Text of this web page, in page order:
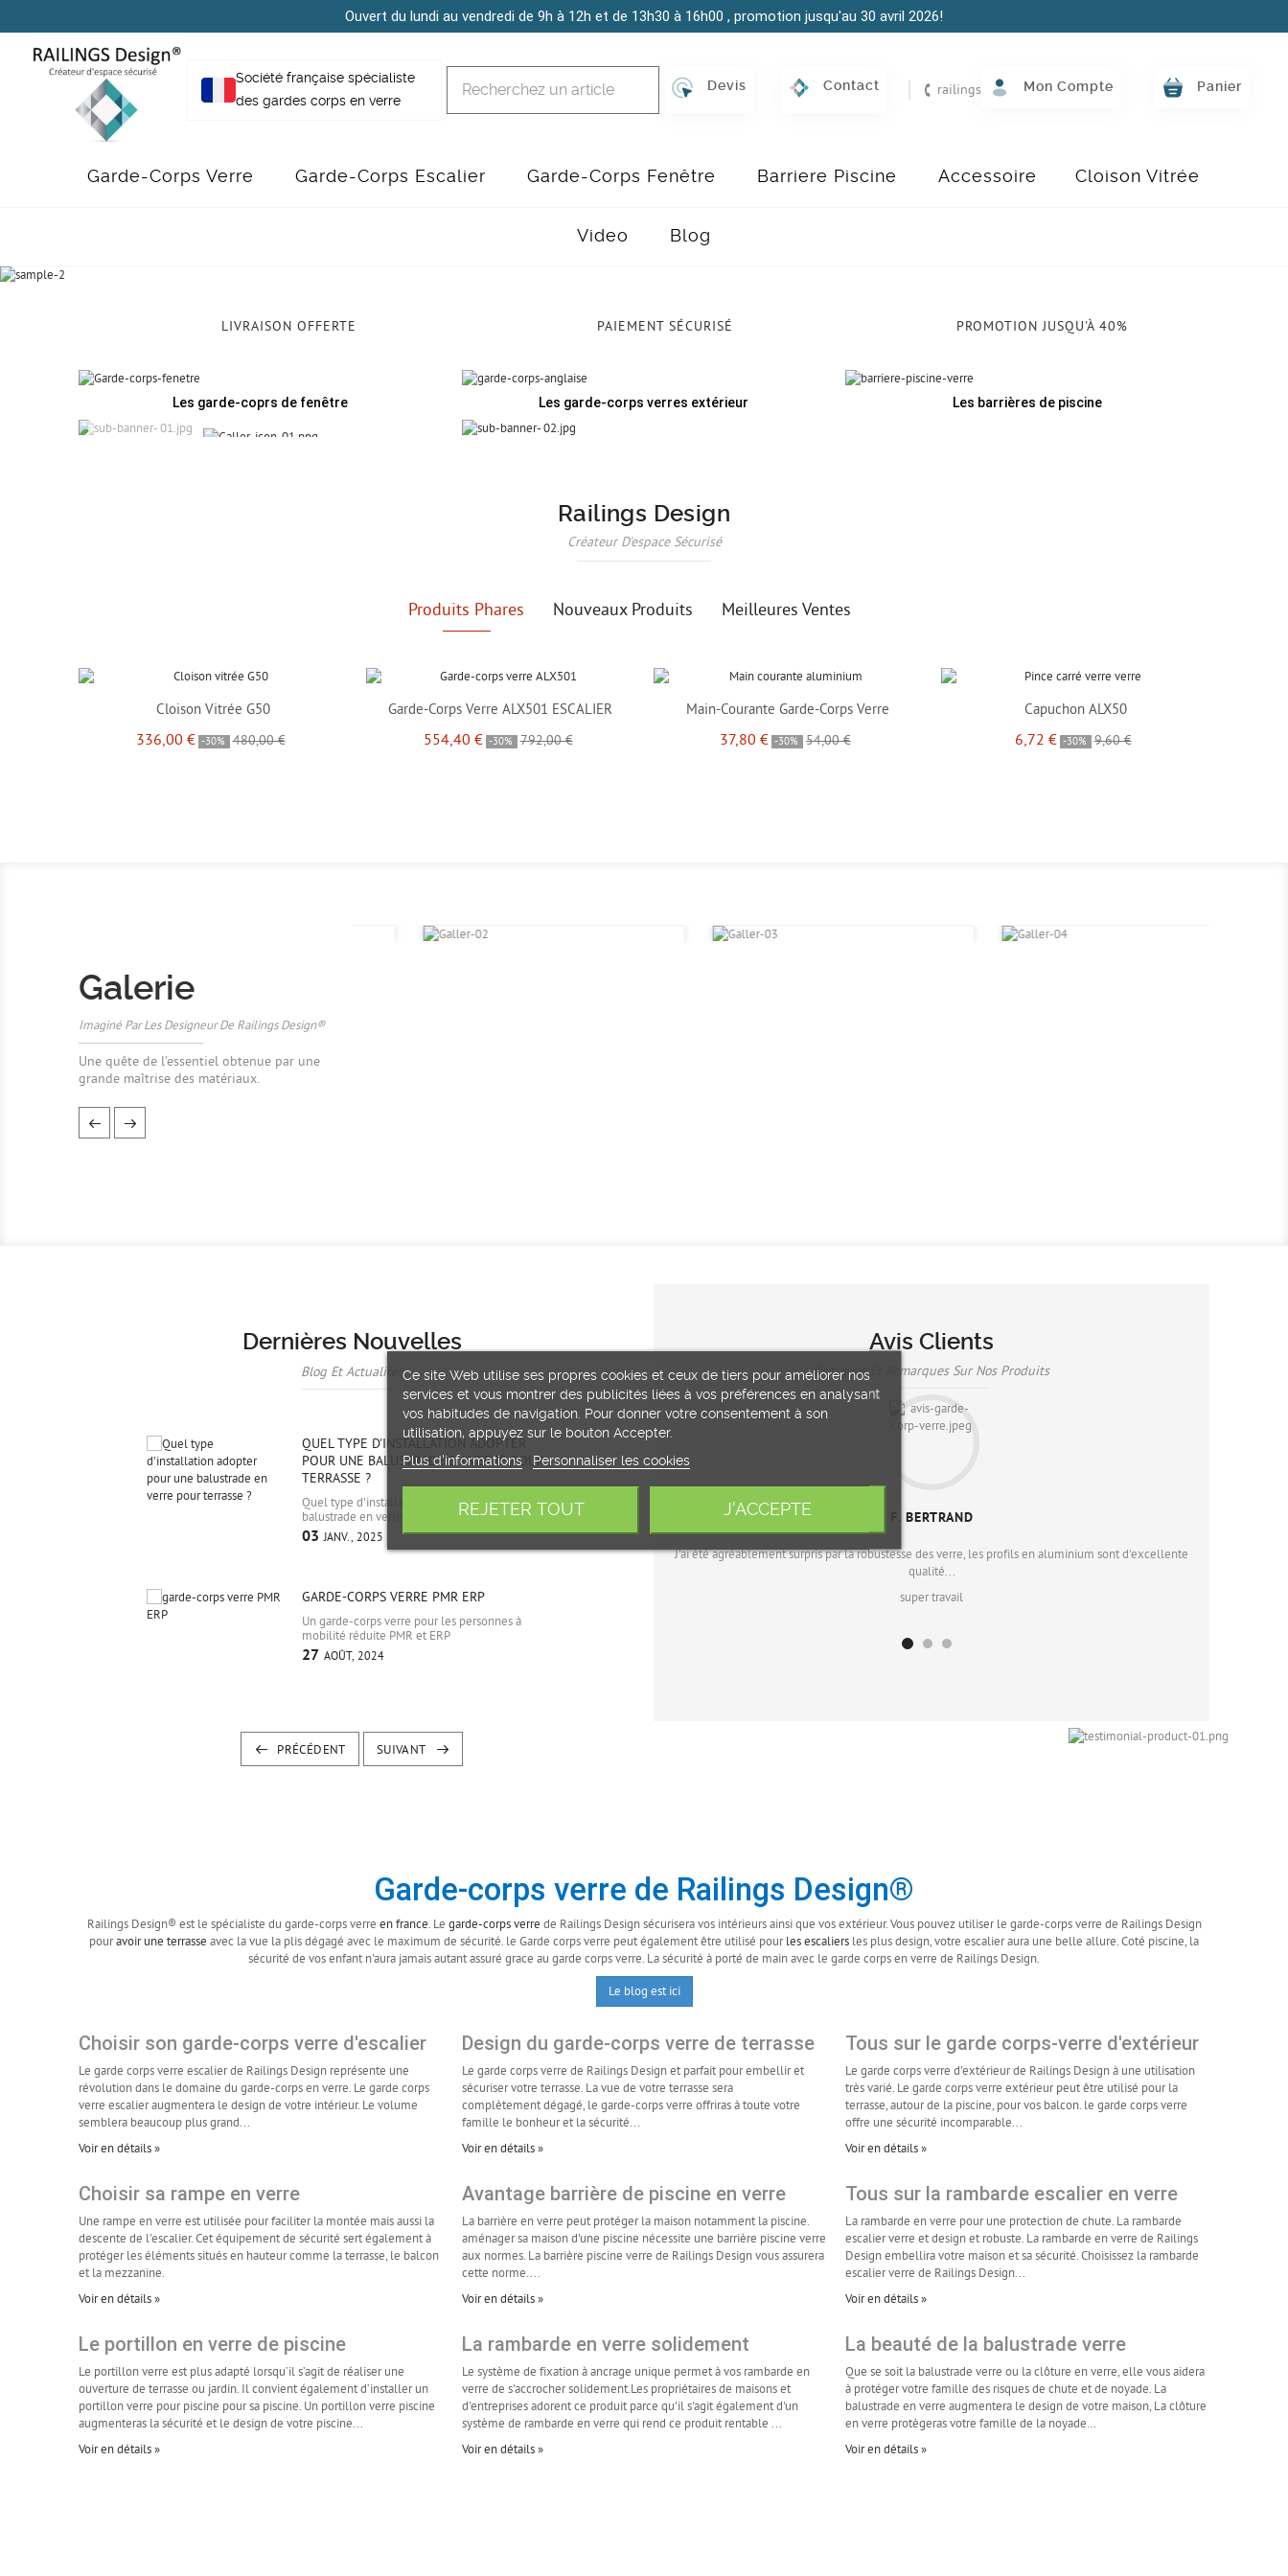
Ouvert du lundi au vendredi de 9h à 12h et de 13h30 à 16h00 , promotion jusqu'au 30 avril 2026!
Société française spécialiste
des gardes corps en verre
Devis Contact railings Mon Compte Panier
Garde-Corps Verre Garde-Corps Escalier Garde-Corps Fenêtre Barriere Piscine Accessoire Cloison Vitrée
Video Blog
Collection VX320
ACHETEZ DÉS MAINTENANT
Haut De
CONSULTEZ NOS PRODUITS
LIVRAISON OFFERTE PAIEMENT SÉCURISÉ PROMOTION JUSQU'À 40%
Les garde-coprs de fenêtre Les garde-corps verres extérieur Les barrières de piscine
Railings Design
Créateur D'espace Sécurisé
Produits Phares Nouveaux Produits Meilleures Ventes
Cloison Vitrée G50
336,00 € -30% 480,00 €
Garde-Corps Verre ALX501 ESCALIER
554,40 € -30% 792,00 €
Main-Courante Garde-Corps Verre
37,80 € -30% 54,00 €
Capuchon ALX50
6,72 € -30% 9,60 €
Galerie
Imaginé Par Les Designeur De Railings Design®
Une quête de l'essentiel obtenue par une
grande maîtrise des matériaux.
Dernières Nouvelles
Blog Et Actualités
QUEL TYPE D'INSTALLATION ADOPTER
POUR UNE BALUSTRADE EN VERRE POUR
TERRASSE ?
Quel type d'installation adopter pour une
balustrade en verre pour terrasse ?
03 JANV., 2025
GARDE-CORPS VERRE PMR ERP
Un garde-corps verre pour les personnes à
mobilité réduite PMR et ERP
27 AOÛT, 2024
Commun à tous projets, celui du garde-corps
nécessite suffisamment de temps de préparation
afin de mieux définir le...
27 AOÛT, 2024
LIMITEZ LES ACCIDENTS DOMESTIQUES EN
Limitez les accidents domestiques en installant
PRÉCÉDENT SUIVANT
Avis Clients
Critiques Et Remarques Sur Nos Produits
F. BERTRAND
J'ai été agréablement surpris par la robustesse des verre, les profils en aluminium sont d'excellente
qualité...
super travail
Garde-corps verre de Railings Design®
Railings Design® est le spécialiste du garde-corps verre en france. Le garde-corps verre de Railings Design sécurisera vos intérieurs ainsi que vos extérieur. Vous pouvez utiliser le garde-corps verre de Railings Design
pouravoir une terrasse avec la vue la plis dégagé avec le maximum de sécurité. le Garde corps verre peut également être utilisé pour les escaliers les plus design, votre escalier aura une belle allure. Coté piscine, la
sécurité de vos enfant n'aura jamais autant assuré grace au garde corps verre. La sécurité à porté de main avec le garde corps en verre de Railings Design.
Le blog est ici
Choisir son garde-corps verre d'escalier
Le garde corps verre escalier de Railings Design représente une
révolution dans le domaine du garde-corps en verre. Le garde corps
verre escalier augmentera le design de votre intérieur. Le volume
semblera beaucoup plus grand...
Voir en détails »
Design du garde-corps verre de terrasse
Le garde corps verre de Railings Design et parfait pour embellir et
sécuriser votre terrasse. La vue de votre terrasse sera
complètement dégagé, le garde-corps verre offriras à toute votre
famille le bonheur et la sécurité...
Voir en détails »
Tous sur le garde corps-verre d'extérieur
Le garde corps verre d'extérieur de Railings Design à une utilisation
très varié. Le garde corps verre extérieur peut être utilisé pour la
terrasse, autour de la piscine, pour vos balcon. le garde corps verre
offre une sécurité incomparable...
Voir en détails »
Choisir sa rampe en verre
Une rampe en verre est utilisée pour faciliter la montée mais aussi la
descente de l'escalier. Cet équipement de sécurité sert également à
protéger les éléments situés en hauteur comme la terrasse, le balcon
et la mezzanine.
Voir en détails »
Avantage barrière de piscine en verre
La barrière en verre peut protéger la maison notamment la piscine.
aménager sa maison d'une piscine nécessite une barrière piscine verre
aux normes. La barrière piscine verre de Railings Design vous assurera
cette norme....
Voir en détails »
Tous sur la rambarde escalier en verre
La rambarde en verre pour une protection de chute. La rambarde
escalier verre et design et robuste. La rambarde en verre de Railings
Design embellira votre maison et sa sécurité. Choisissez la rambarde
escalier verre de Railings Design...
Voir en détails »
Le portillon en verre de piscine
Le portillon verre est plus adapté lorsqu’il s’agit de réaliser une
ouverture de terrasse ou jardin. Il convient également d’installer un
portillon verre pour piscine pour sa piscine. Un portillon verre piscine
augmenteras la sécurité et le design de votre piscine...
Voir en détails »
La rambarde en verre solidement
Le système de fixation à ancrage unique permet à vos rambarde en
verre de s'accrocher solidement.Les propriétaires de maisons et
d'entreprises adorent ce produit parce qu'il s'agit également d'un
système de rambarde en verre qui rend ce produit rentable ...
Voir en détails »
La beauté de la balustrade verre
Que se soit la balustrade verre ou la clôture en verre, elle vous aidera
à protéger votre famille des risques de chute et de noyade. La
balustrade en verre augmentera le design de votre maison, La clôture
en verre protègeras votre famille de la noyade…
Voir en détails »
Ce site Web utilise ses propres cookies et ceux de tiers pour améliorer nos
services et vous montrer des publicités liées à vos préférences en analysant
vos habitudes de navigation. Pour donner votre consentement à son
utilisation, appuyez sur le bouton Accepter.
Plus d'informations Personnaliser les cookies
REJETER TOUT J'ACCEPTE